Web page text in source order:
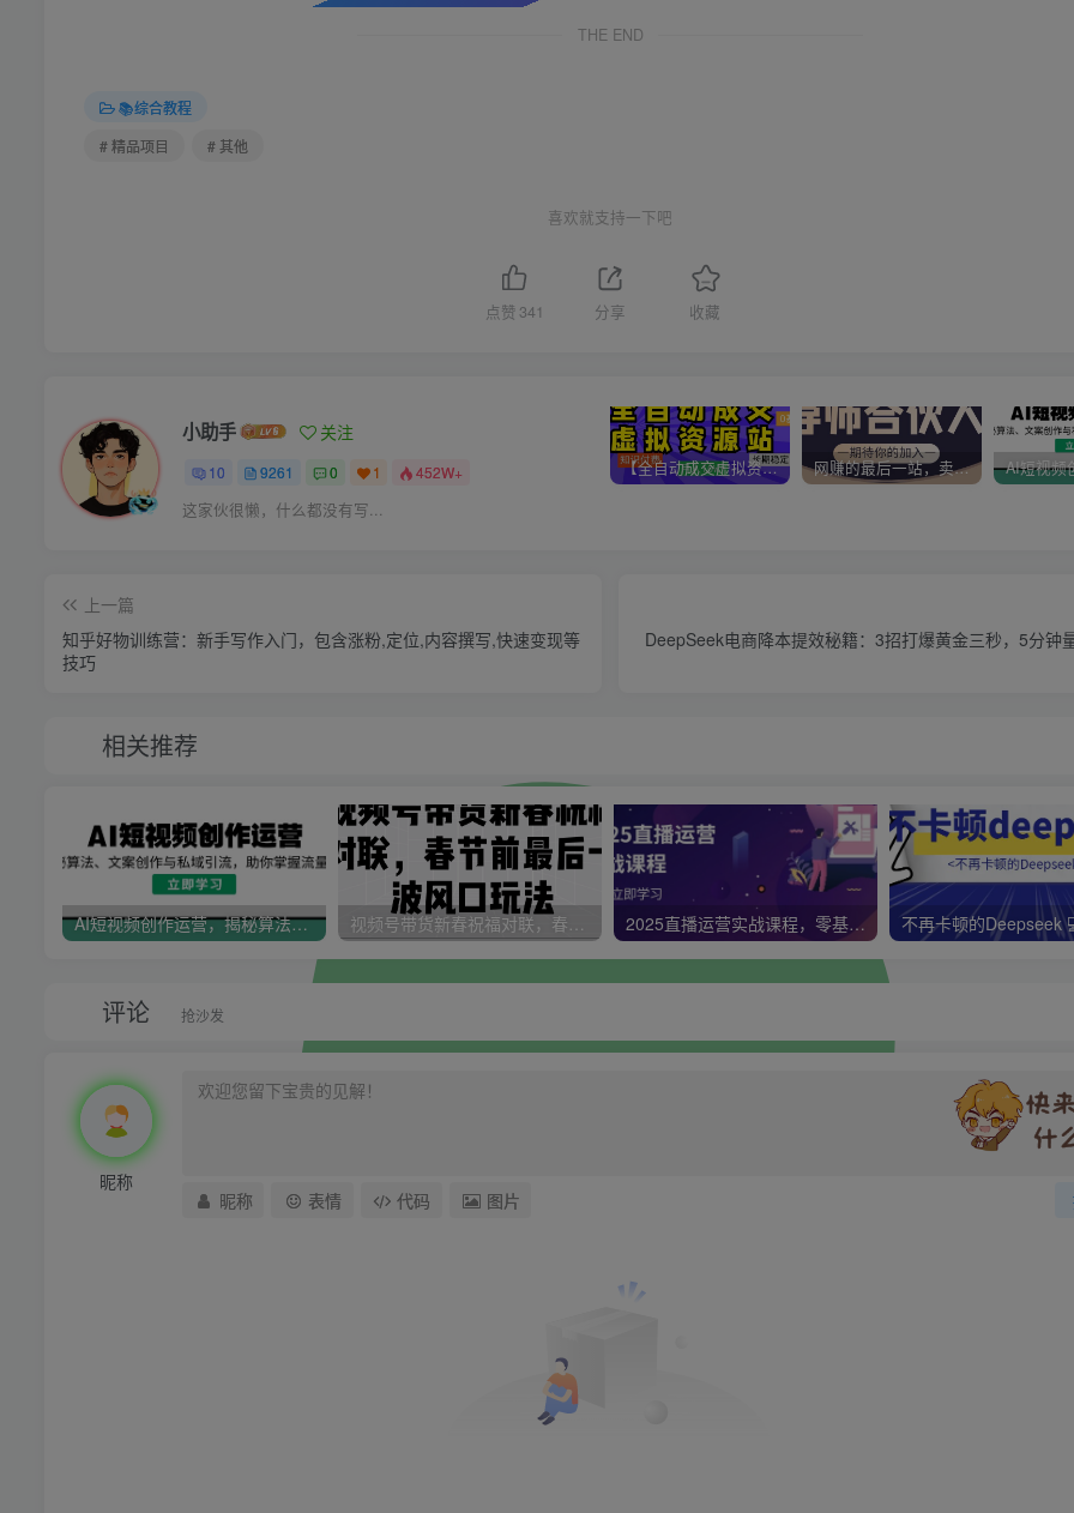
THE END
📚综合教程
# 精品项目
# 其他
喜欢就支持一下吧
点赞 341 分享 收藏
小助手 关注
10 9261 0 1 452W+
这家伙很懒，什么都没有写...
【全自动成交虚拟资源站】站长唯一陪跑项目！月入10W+~长期稳定~ 网赚的最后一站，卖项目！做网赚顶级猎食者~
上一篇
知乎好物训练营：新手写作入门，包含涨粉,定位,内容撰写,快速变现等
技巧
DeepSeek电商降本提效秘籍：3招打爆黄金三秒，5分钟
相关推荐
AI短视频创作运营，揭秘算法、文案创作与私域引流，助你掌握流量密码 2025直播运营实战课程，零基础入门到流量优化，快速提升直播间表现 不再卡顿的Deepseek
评论 抢沙发
昵称
昵称 表情 代码 图片